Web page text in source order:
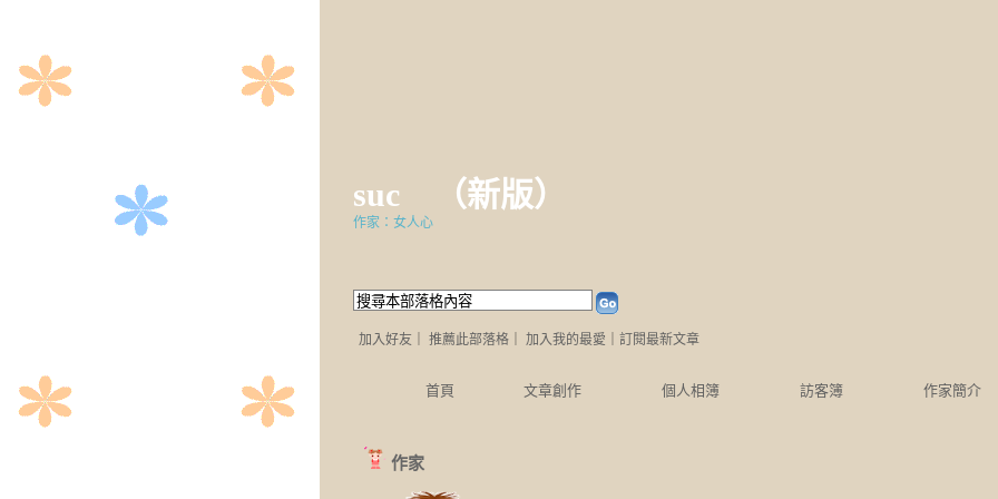
suc （新版）
首頁 文章創作 個人相簿 訪客簿 作家簡介
加入好友 推薦此部落格 加入我的最愛 訂閱最新文章
作家：女人心
作家